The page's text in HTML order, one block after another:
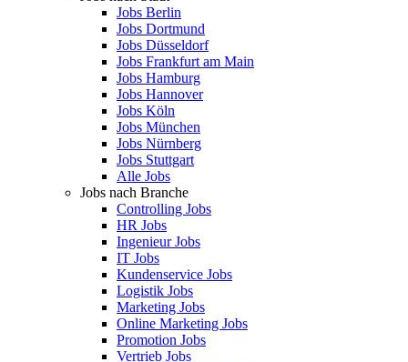
Jobs Berlin
Jobs Dortmund
Jobs Düsseldorf
Jobs Frankfurt am Main
Jobs Hamburg
Jobs Hannover
Jobs Köln
Jobs München
Jobs Nürnberg
Jobs Stuttgart
Alle Jobs
Jobs nach Branche
Controlling Jobs
HR Jobs
Ingenieur Jobs
IT Jobs
Kundenservice Jobs
Logistik Jobs
Marketing Jobs
Online Marketing Jobs
Promotion Jobs
Vertrieb Jobs